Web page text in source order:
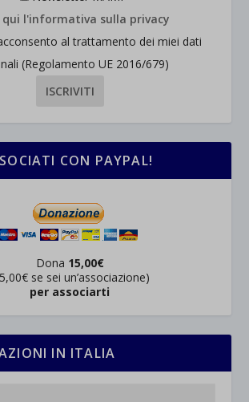
qui l'informativa sulla privacy
al trattamento dei miei dati
(Regolamento UE 2016/679)
CON PAYPAL!
Dona 15,00€
se sei un’associazione)
per associarti
IN ITALIA